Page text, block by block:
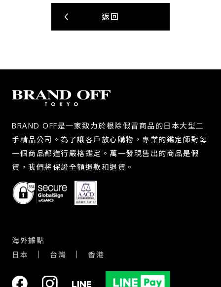
返回
BRAND OFF是一家致力於根除假冒商品的日本大型二
手精品公司。為了讓客戶放心購物，專業的鑑定師對每
一個商品都進行嚴格鑑定。萬一發現售出的商品是假
貨，我們將保證全額退款和退貨。
海外據點
日本
台灣 香港